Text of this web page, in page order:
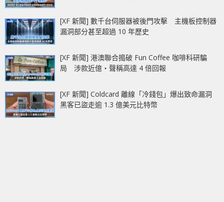
[XF 新聞] 數千台伺服器被後門攻擊 主機板控制器
漏洞部分甚至超過 10 年歷史
[XF 新聞] 港澳聯合搗破 Fun Coffee 咖啡科研騙
局 涉款近億‧聲稱高達 4 倍回報
[XF 新聞] Coldcard 離線「冷錢包」爆出致命漏洞
黑客已盜走逾 1.3 億美元比特幣